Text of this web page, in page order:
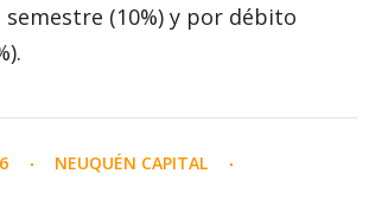
(10%) y por débito
NEUQUÉN CAPITAL